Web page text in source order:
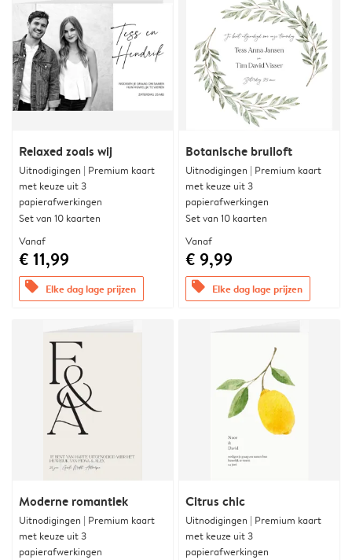
Relaxed zoals wij
Uitnodigingen | Premium kaart
met keuze uit 3
papierafwerkingen
Set van 10 kaarten
Vanaf
€ 11,99
offers Elke dag lage prijzen
Botanische bruiloft
Uitnodigingen | Premium kaart
met keuze uit 3
papierafwerkingen
Set van 10 kaarten
Vanaf
€ 9,99
offers Elke dag lage prijzen
Moderne romantiek
Uitnodigingen | Premium kaart
met keuze uit 3
papierafwerkingen
Citrus chic
Uitnodigingen | Premium kaart
met keuze uit 3
papierafwerkingen